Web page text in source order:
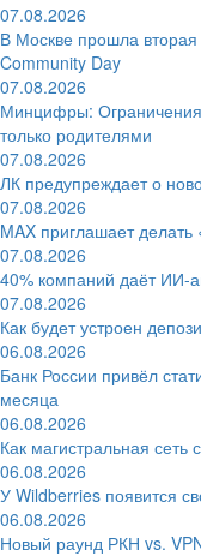
07.08.2026
В Москве прошла
Community Day
07.08.2026
Минцифры: Ограничения
только родителями
07.08.2026
ЛК предупреждает о
07.08.2026
MAX приглашает
07.08.2026
40% компаний даёт
07.08.2026
Как будет устроен
06.08.2026
Банк России привёл
месяца
06.08.2026
Как магистральная сеть
06.08.2026
У Wildberries появится
06.08.2026
Новый раунд РКН vs.